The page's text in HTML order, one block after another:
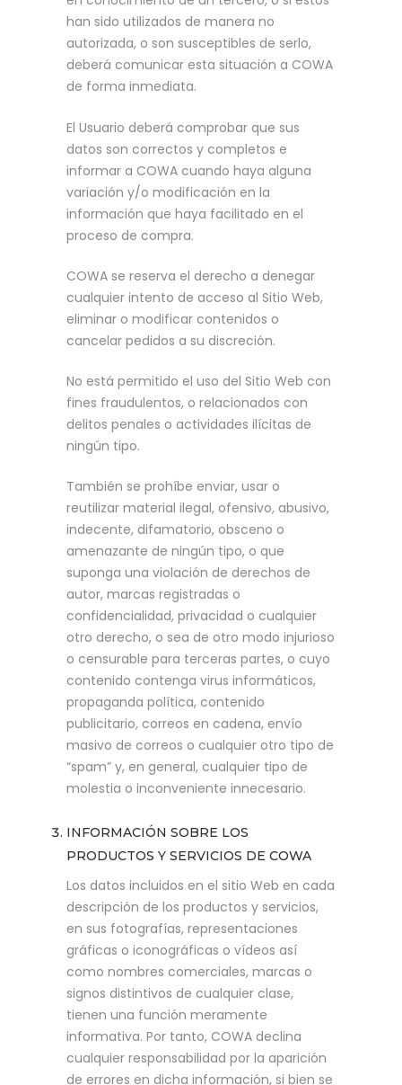
han sido utilizados de manera no
autorizada, o son susceptibles de serlo,
deberá comunicar esta situación a COWA
de forma inmediata.
El Usuario deberá comprobar que sus
datos son correctos y completos e
informar a COWA cuando haya alguna
variación y/o modificación en la
información que haya facilitado en el
proceso de compra.
COWA se reserva el derecho a denegar
cualquier intento de acceso al Sitio Web,
eliminar o modificar contenidos o
cancelar pedidos a su discreción.
No está permitido el uso del Sitio Web con
fines fraudulentos, o relacionados con
delitos penales o actividades ilícitas de
ningún tipo.
También se prohíbe enviar, usar o
reutilizar material ilegal, ofensivo, abusivo,
indecente, difamatorio, obsceno o
amenazante de ningún tipo, o que
suponga una violación de derechos de
autor, marcas registradas o
confidencialidad, privacidad o cualquier
otro derecho, o sea de otro modo injurioso
o censurable para terceras partes, o cuyo
contenido contenga virus informáticos,
propaganda política, contenido
publicitario, correos en cadena, envío
masivo de correos o cualquier otro tipo de
“spam” y, en general, cualquier tipo de
molestia o inconveniente innecesario.
INFORMACIÓN SOBRE LOS
PRODUCTOS Y SERVICIOS DE COWA
Los datos incluidos en el sitio Web en cada
descripción de los productos y servicios,
en sus fotografías, representaciones
gráficas o iconográficas o vídeos así
como nombres comerciales, marcas o
signos distintivos de cualquier clase,
tienen una función meramente
informativa. Por tanto, COWA declina
cualquier responsabilidad por la aparición
de errores en dicha información, si bien se